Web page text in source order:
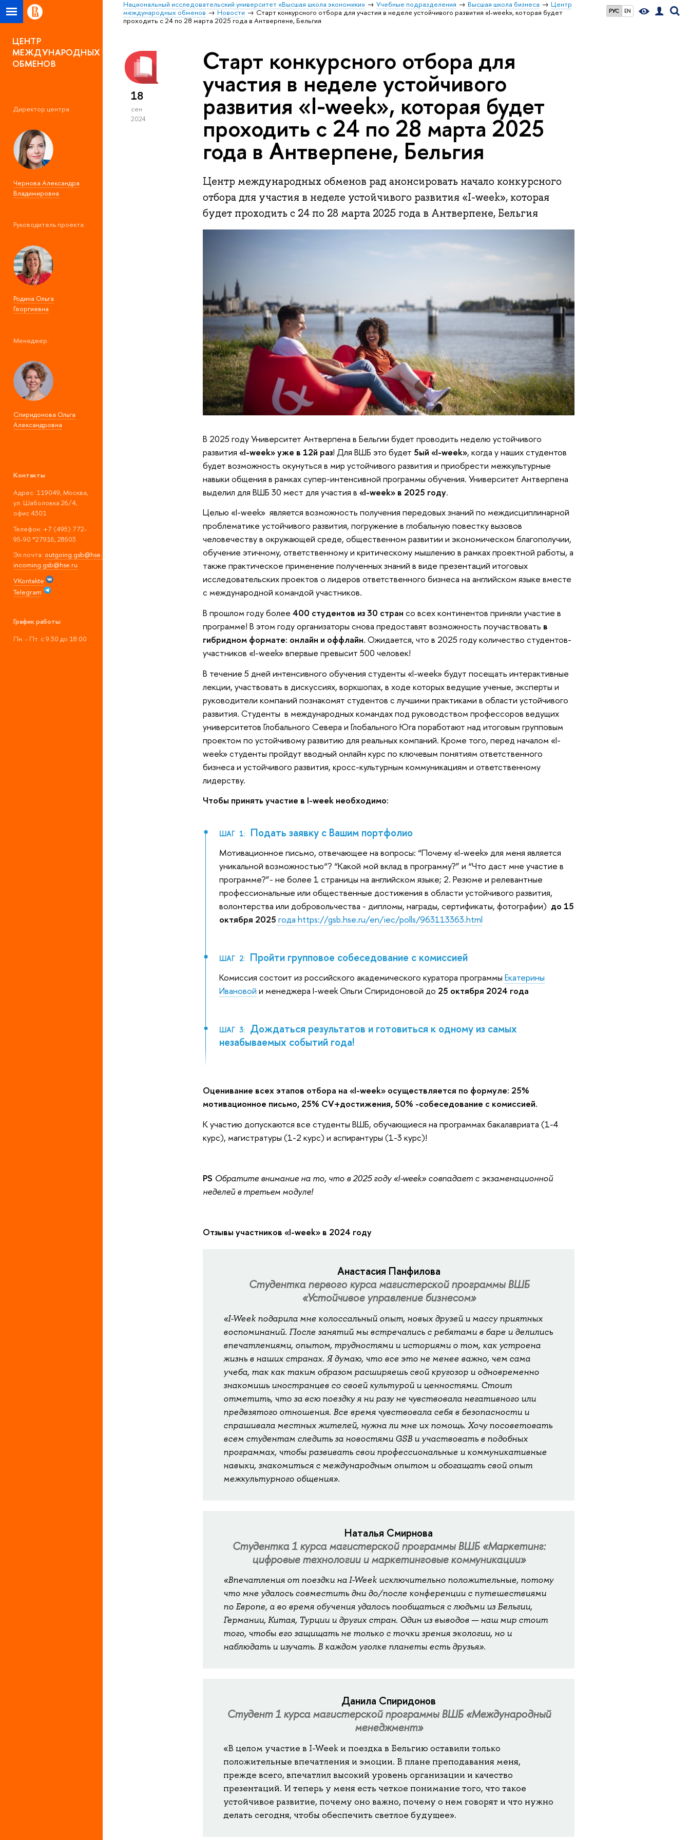
РУС EN
Национальный исследовательский университет «Высшая школа экономики» Учебные подразделения Высшая школа бизнеса
Центр
международных обменов
Новости
Старт конкурсного отбора для участия в неделе устойчивого развития «I-week», которая будет
проходить с 24 по 28 марта 2025 года в Антверпене, Бельгия
ЦЕНТР
МЕЖДУНАРОДНЫХ
ОБМЕНОВ
Директор центра:
Чернова Александра
Владимировна
Руководитель проекта:
Родина Ольга
Георгиевна
Менеджер:
Спиридонова Ольга
Александровна
Контакты
Адрес: 119049, Москва,
ул. Шаболовка 26/4,
офис 4301
Телефон: +7 (495) 772-
95-90 *27916, 28503
Эл.почта: outgoing.gsb@hse.ru
incoming.gsb@hse.ru
VKontakte
Telegram
График работы:
Пн. - Пт. с 9:30 до 18:00
18
сен
2024
Старт конкурсного отбора для
участия в неделе устойчивого
развития «I-week», которая будет
проходить с 24 по 28 марта 2025
года в Антверпене, Бельгия
Центр международных обменов рад анонсировать начало конкурсного
отбора для участия в неделе устойчивого развития «I-week», которая
будет проходить с 24 по 28 марта 2025 года в Антверпене, Бельгия
В 2025 году Университет Антверпена в Бельгии будет проводить неделю устойчивого
развития«I-week» уже в 12й раз! Для ВШБ это будет 5ый «I-week», когда у наших студентов
будет возможность окунуться в мир устойчивого развития и приобрести межкультурные
навыки общения в рамках супер-интенсивной программы обучения. Университет Антверпена
выделил для ВШБ 30 мест для участия в«I-week» в 2025 году.
Целью «I-week» является возможность получения передовых знаний по междисциплинарной
проблематике устойчивого развития, погружение в глобальную повестку вызовов
человечеству в окружающей среде, общественном развитии и экономическом благополучии,
обучение этичному, ответственному и критическому мышлению в рамках проектной работы, а
также практическое применение полученных знаний в виде презентаций итоговых
исследовательских проектов о лидеров ответственного бизнеса на английском языке вместе
с международной командой участников.
В прошлом году более400 студентов из 30 стран со всех континентов приняли участие в
программе! В этом году организаторы снова предоставят возможность поучаствовать в
гибридном формате: онлайн и оффлайн. Ожидается, что в 2025 году количество студентов-
участников «I-week» впервые превысит 500 человек!
В течение 5 дней интенсивного обучения студенты «I-week» будут посещать интерактивные
лекции, участвовать в дискуссиях, воркшопах, в ходе которых ведущие ученые, эксперты и
руководители компаний познакомят студентов с лучшими практиками в области устойчивого
развития. Студенты в международных командах под руководством профессоров ведущих
университетов Глобального Севера и Глобального Юга поработают над итоговым групповым
проектом по устойчивому развитию для реальных компаний. Кроме того, перед началом «I-
week» студенты пройдут вводный онлайн курс по ключевым понятиям ответственного
бизнеса и устойчивого развития, кросс-культурным коммуникациям и ответственному
лидерству.
Чтобы принять участие в I-week необходимо:
ШАГ 1:Подать заявку с Вашим портфолио
Мотивационное письмо, отвечающее на вопросы: “Почему «I-week» для меня является
уникальной возможностью“? “Какой мой вклад в программу?” и “Что даст мне участие в
программе?”- не более 1 страницы на английском языке; 2. Резюме и релевантные
профессиональные или общественные достижения в области устойчивого развития,
волонтерства или добровольчества - дипломы, награды, сертификаты, фотографии) до 15
октября 2025 года https://gsb.hse.ru/en/iec/polls/963113363.html
ШАГ 2:Пройти групповое собеседование c комиссией
Комиссия состоит из российского академического куратора программы Екатерины
Ивановой и менеджера I-week Ольги Спиридоновой до 25 октября 2024 года
ШАГ 3:Дождаться результатов и готовиться к одному из самых
незабываемых событий года!
Оценивание всех этапов отбора на «I-week» осуществляется по формуле: 25%
мотивационное письмо, 25% CV+достижения, 50% -собеседование с комиссией.
К участию допускаются все студенты ВШБ, обучающиеся на программах бакалавриата (1-4
курс), магистратуры (1-2 курс) и аспирантуры (1-3 курс)!
PS Обратите внимание на то, что в 2025 году «I-week» совпадает с экзаменационной
неделей в третьем модуле!
Отзывы участников «I-week» в 2024 году
Анастасия Панфилова
Студентка первого курса магистерской программы ВШБ
«Устойчивое управление бизнесом»
«I-Week подарила мне колоссальный опыт, новых друзей и массу приятных
воспоминаний. После занятий мы встречались с ребятами в баре и делились
впечатлениями, опытом, трудностями и историями о том, как устроена
жизнь в наших странах. Я думаю, что все это не менее важно, чем сама
учеба, так как таким образом расширяешь свой кругозор и одновременно
знакомишь иностранцев со своей культурой и ценностями. Стоит
отметить, что за всю поездку я ни разу не чувствовала негативного или
предвзятого отношения. Все время чувствовала себя в безопасности и
спрашивала местных жителей, нужна ли мне их помощь. Хочу посоветовать
всем студентам следить за новостями GSB и участвовать в подобных
программах, чтобы развивать свои профессиональные и коммуникативные
навыки, знакомиться с международным опытом и обогащать свой опыт
межкультурного общения».
Наталья Смирнова
Студентка 1 курса магистерской программы ВШБ «Маркетинг:
цифровые технологии и маркетинговые коммуникации»
«Впечатления от поездки на I-Week исключительно положительные, потому
что мне удалось совместить дни до/после конференции с путешествиями
по Европе, а во время обучения удалось пообщаться с людьми из Бельгии,
Германии, Китая, Турции и других стран. Один из выводов — наш мир стоит
того, чтобы его защищать не только с точки зрения экологии, но и
наблюдать и изучать. В каждом уголке планеты есть друзья».
Данила Спиридонов
Студент 1 курса магистерской программы ВШБ «Международный
менеджмент»
«В целом участие в I-Week и поездка в Бельгию оставили только
положительные впечатления и эмоции. В плане преподавания меня,
прежде всего, впечатлил высокий уровень организации и качество
презентаций. И теперь у меня есть четкое понимание того, что такое
устойчивое развитие, почему оно важно, почему о нем говорят и что нужно
делать сегодня, чтобы обеспечить светлое будущее».